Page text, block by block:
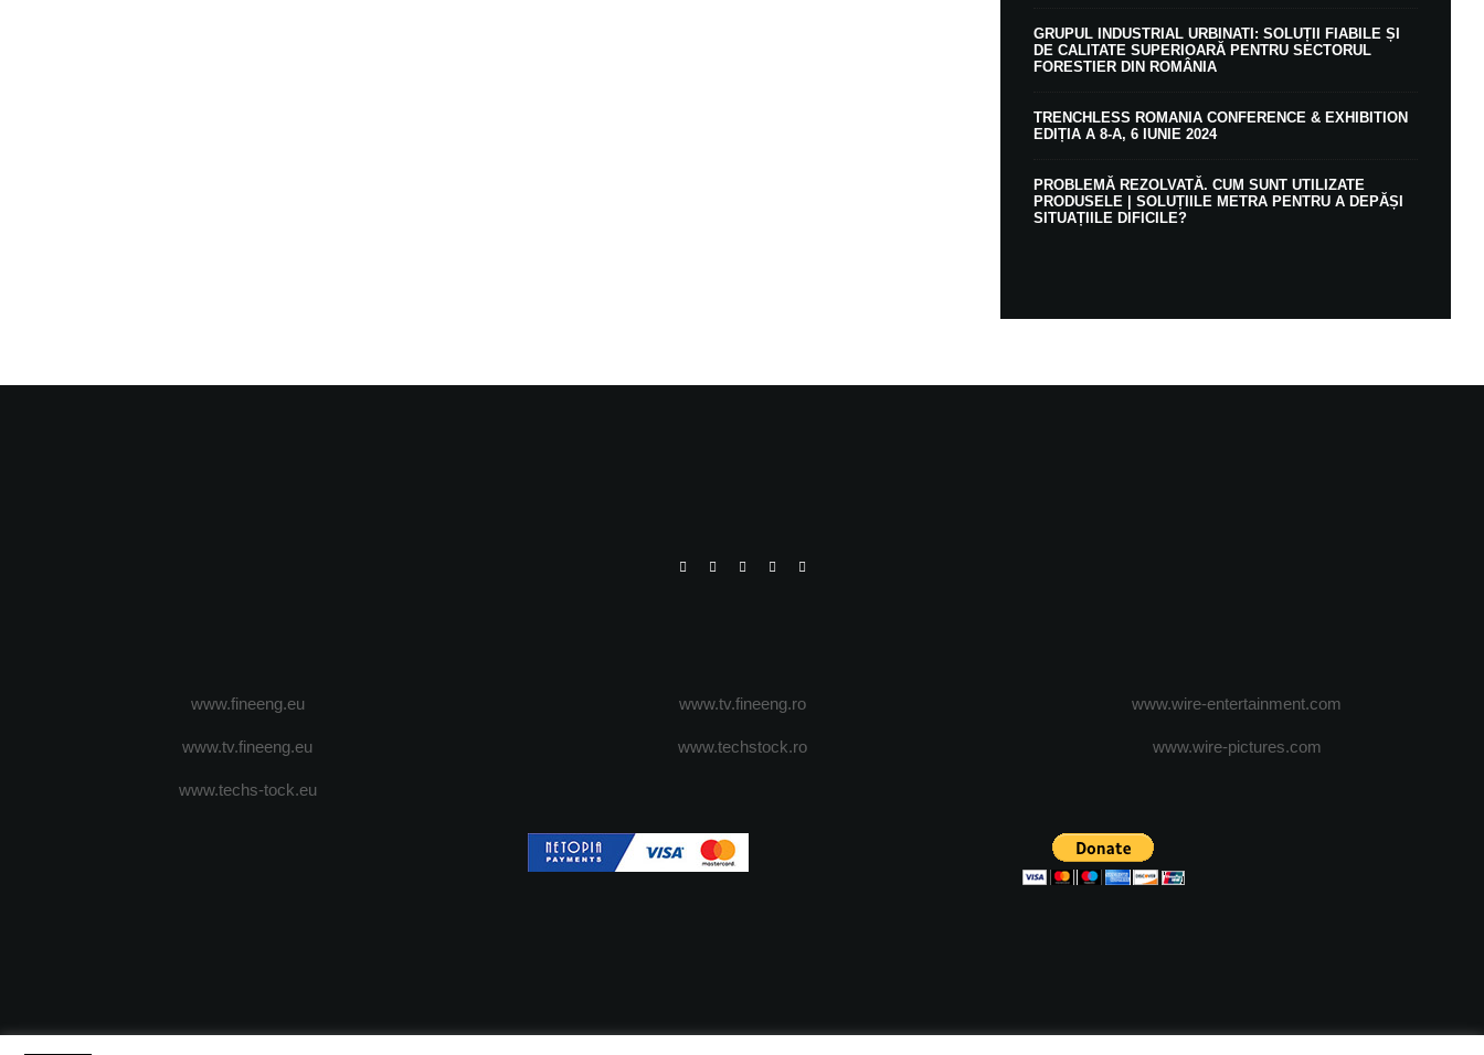
GRUPUL INDUSTRIAL URBINATI: SOLUȚII FIABILE ȘI
DE CALITATE SUPERIOARĂ PENTRU SECTORUL
FORESTIER DIN ROMÂNIA
TRENCHLESS ROMANIA CONFERENCE & EXHIBITION
EDIȚIA A 8-A, 6 IUNIE 2024
PROBLEMĂ REZOLVATĂ. CUM SUNT UTILIZATE
PRODUSELE | SOLUȚIILE METRA PENTRU A DEPĂȘI
SITUAȚIILE DIFICILE?
www.fineeng.eu
www.tv.fineeng.eu
www.techs-tock.eu
www.tv.fineeng.ro
www.techstock.ro
www.wire-entertainment.com
www.wire-pictures.com